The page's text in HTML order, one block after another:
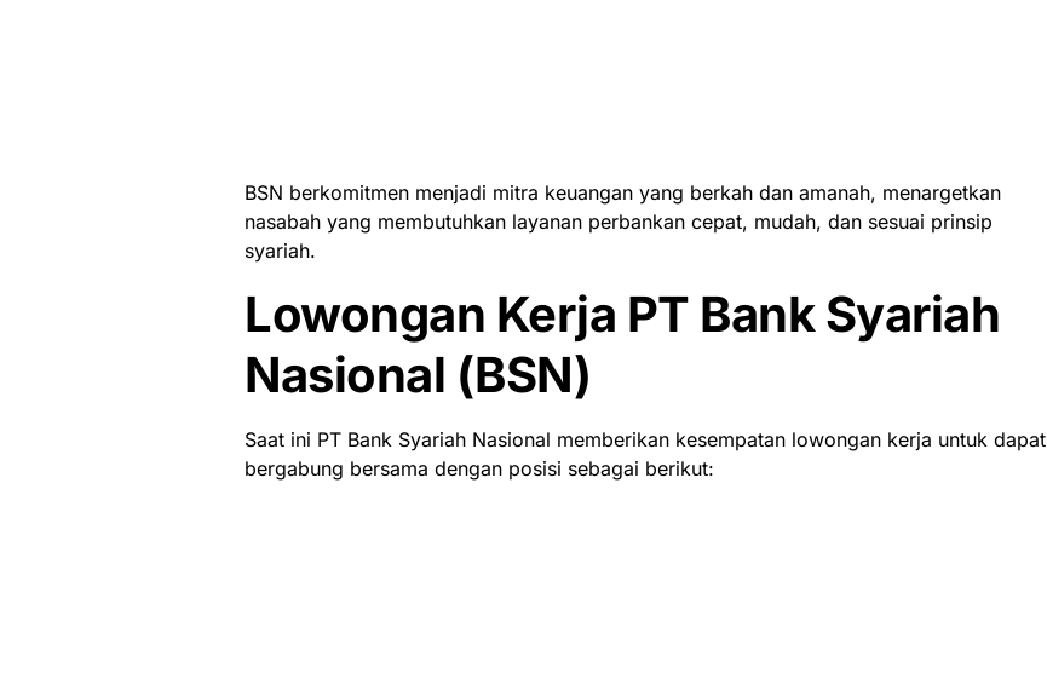
BSN berkomitmen menjadi mitra keuangan yang berkah dan amanah, menargetkan
nasabah yang membutuhkan layanan perbankan cepat, mudah, dan sesuai prinsip
syariah.
Lowongan Kerja PT Bank Syariah
Nasional (BSN)
Saat ini PT Bank Syariah Nasional memberikan kesempatan lowongan kerja untuk dapat
bergabung bersama dengan posisi sebagai berikut: